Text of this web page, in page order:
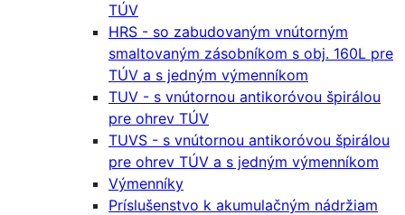
TÚV
HRS - so zabudovaným vnútorným
smaltovaným zásobníkom s obj. 160L pre
TÚV a s jedným výmenníkom
TUV - s vnútornou antikoróvou špirálou
pre ohrev TÚV
TUVS - s vnútornou antikoróvou špirálou
pre ohrev TÚV a s jedným výmenníkom
Výmenníky
Príslušenstvo k akumulačným nádržiam